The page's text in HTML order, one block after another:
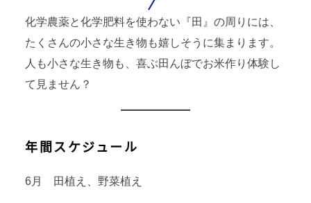
化学農薬と化学肥料を使わない『田』の周りには、
たくさんの小さな生き物も嬉しそうに集まります。
人も小さな生き物も、喜ぶ田んぼでお米作り体験し
て見ません？
年間スケジュール
6月 田植え、野菜植え